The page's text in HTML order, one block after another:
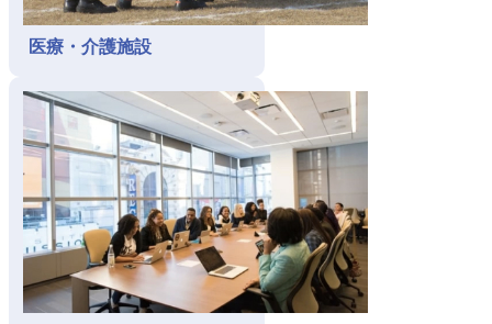
医療・介護施設